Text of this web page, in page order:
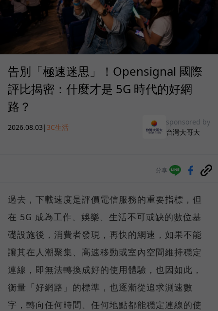
告別「極速迷思」！Opensignal 國際
評比揭密：什麼才是 5G 時代的好網
路？
2026.08.03 | 3C生活
sponsored by
台灣大哥大
分享
過去，下載速度是評價電信服務的重要指標，但
在 5G 成為工作、娛樂、生活不可或缺的數位基
礎設施後，消費者發現，再快的網速，如果不能
讓其在人潮聚集、高速移動或室內空間維持穩定
連線，即無法轉換成好的使用體驗，也因如此，
衡量「好網路」的標準，也逐漸從追求測速數
字，轉向任何時間、任何地點都能穩定連線的使